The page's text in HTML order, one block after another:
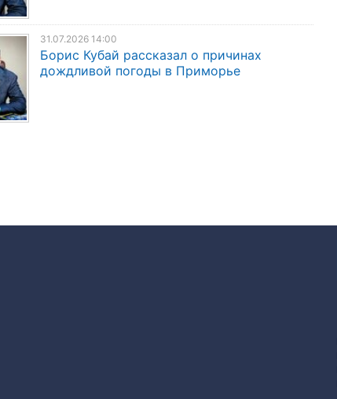
31.07.2026 14:00
Борис Кубай рассказал о причинах
дождливой погоды в Приморье